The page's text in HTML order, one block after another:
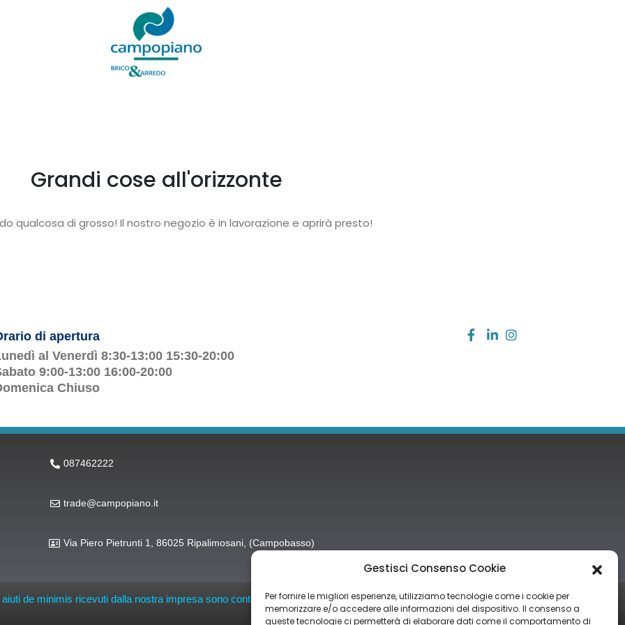
Gestisci Consenso Cookie
Per fornire le migliori esperienze, utilizziamo tecnologie come i cookie per
memorizzare e/o accedere alle informazioni del dispositivo. Il consenso a
queste tecnologie ci permetterà di elaborare dati come il comportamento di
Grandi cose all'orizzonte
qualcosa di grosso! Il nostro negozio è in lavorazione e aprirà presto!
di apertura
al Venerdì 8:30-13:00 15:30-20:00
9:00-13:00 16:00-20:00
Chiuso
087462222
trade@campopiano.it
Via Piero Pietrunti 1, 86025 Ripalimosani, (Campobasso)
de minimis ricevuti dalla nostra impresa sono contenuti nel Registro nazionale degli aiuti di Stato di cui all’art. 52 della L. 234/2012” e